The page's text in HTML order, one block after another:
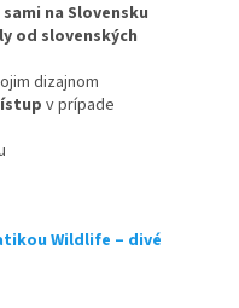
na Slovensku
od slovenských
dizajnom
v prípade
Wildlife – divé